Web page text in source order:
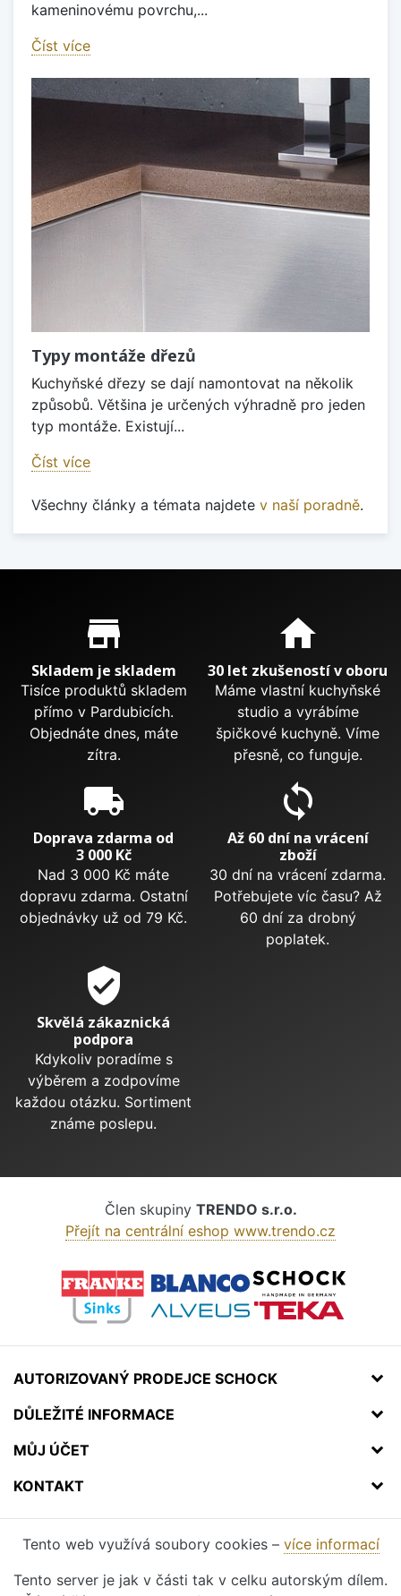
kameninovému povrchu,...
Číst více
Typy montáže dřezů
Kuchyňské dřezy se dají namontovat na několik
způsobů. Většina je určených výhradně pro jeden
typ montáže. Existují...
Číst více
Všechny články a témata najdete v naší poradně.
Proč nakupovat u nás?
store_mall_directory
Skladem je skladem
Tisíce produktů skladem
přímo v Pardubicích.
Objednáte dnes, máte
zítra.
home
30 let zkušeností v oboru
Máme vlastní kuchyňské
studio a vyrábíme
špičkové kuchyně. Víme
přesně, co funguje.
local_shipping
Doprava zdarma od
3 000 Kč
Nad 3 000 Kč máte
dopravu zdarma. Ostatní
objednávky už od 79 Kč.
sync
Až 60 dní na vrácení
zboží
30 dní na vrácení zdarma.
Potřebujete víc času? Až
60 dní za drobný
poplatek.
verified_user
Skvělá zákaznická
podpora
Kdykoliv poradíme s
výběrem a zodpovíme
každou otázku. Sortiment
známe poslepu.
Člen skupiny TRENDO s.r.o.
Přejít na centrální eshop www.trendo.cz
AUTORIZOVANÝ PRODEJCE SCHOCK
DŮLEŽITÉ INFORMACE
MŮJ ÚČET
KONTAKT
Tento web využívá soubory cookies – více informací
Tento server je jak v části tak v celku autorským dílem.